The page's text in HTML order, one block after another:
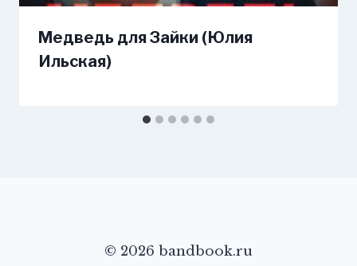
Медведь для Зайки (Юлия
Ильская)
© 2026 bandbook.ru